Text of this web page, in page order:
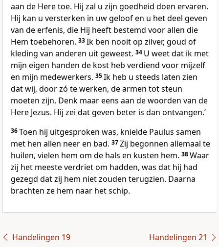
aan de Here toe. Hij zal u zijn goedheid doen ervaren.
Hij kan u versterken in uw geloof en u het deel geven
van de erfenis, die Hij heeft bestemd voor allen die
Hem toebehoren. 33Ik ben nooit op zilver, goud of
kleding van anderen uit geweest. 34 U weet dat ik met
mijn eigen handen de kost heb verdiend voor mijzelf
en mijn medewerkers. 35Ik heb u steeds laten zien
dat wij, door zó te werken, de armen tot steun
moeten zijn. Denk maar eens aan de woorden van de
Here Jezus. Hij zei dat geven beter is dan ontvangen.’
36Toen hij uitgesproken was, knielde Paulus samen
met hen allen neer en bad. 37Zij begonnen allemaal te
huilen, vielen hem om de hals en kusten hem. 38Waar
zij het meeste verdriet om hadden, was dat hij had
gezegd dat zij hem niet zouden terugzien. Daarna
brachten ze hem naar het schip.
Handelingen 19 Handelingen 21